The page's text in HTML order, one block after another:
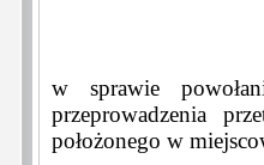
w sprawie
przeprowadzenia
położonego w